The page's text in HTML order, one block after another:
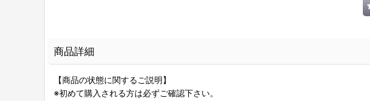
商品詳細
【商品の状態に関するご説明】
※初めて購入される方は必ずご確認下さい。